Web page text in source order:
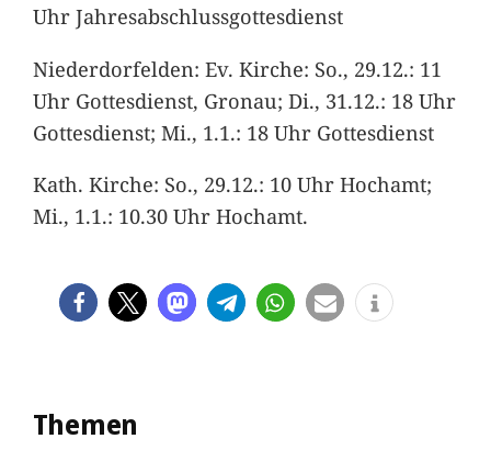
Uhr Jahresabschlussgottesdienst
Niederdorfelden: Ev. Kirche: So., 29.12.: 11
Uhr Gottesdienst, Gronau; Di., 31.12.: 18 Uhr
Gottesdienst; Mi., 1.1.: 18 Uhr Gottesdienst
Kath. Kirche: So., 29.12.: 10 Uhr Hochamt;
Mi., 1.1.: 10.30 Uhr Hochamt.
Themen